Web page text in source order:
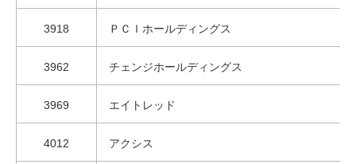
3918 ＰＣＩホールディングス
3962 チェンジホールディングス
3969 エイトレッド
4012 アクシス